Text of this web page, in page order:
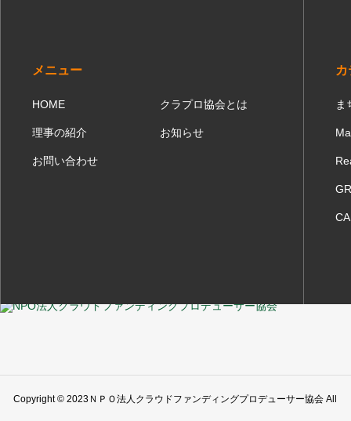
メニュー
HOME クラプロ協会とは
理事の紹介 お知らせ
お問い合わせ
ま
Copyright © 2023ＮＰＯ法人クラウドファンディングプロデューサー協会 All